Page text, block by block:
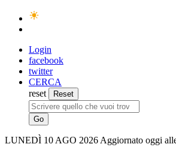
Login
facebook
twitter
CERCA
reset
LUNEDÌ 10 AGO 2026 Aggiornato oggi